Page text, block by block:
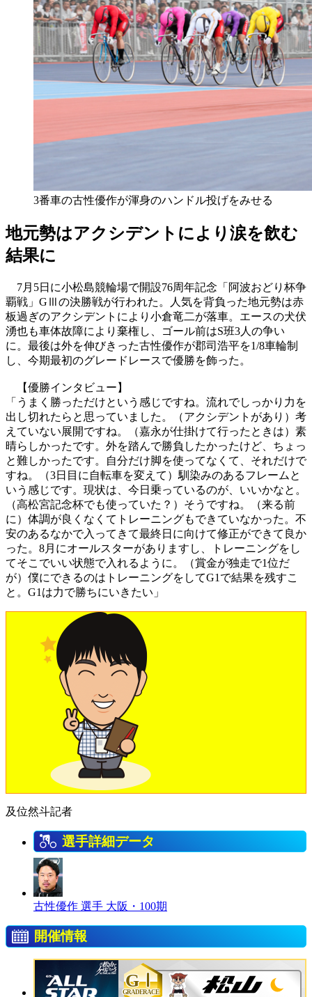
3番車の古性優作が渾身のハンドル投げをみせる
地元勢はアクシデントにより涙を飲む
結果に
7月5日に小松島競輪場で開設76周年記念「阿波おどり杯争
覇戦」GⅢの決勝戦が行われた。人気を背負った地元勢は赤
板過ぎのアクシデントにより小倉竜二が落車。エースの犬伏
湧也も車体故障により棄権し、ゴール前はS班3人の争い
に。最後は外を伸びきった古性優作が郡司浩平を1/8車輪制
し、今期最初のグレードレースで優勝を飾った。
【優勝インタビュー】
「うまく勝っただけという感じですね。流れでしっかり力を
出し切れたらと思っていました。（アクシデントがあり）考
えていない展開ですね。（嘉永が仕掛けて行ったときは）素
晴らしかったです。外を踏んで勝負したかったけど、ちょっ
と難しかったです。自分だけ脚を使ってなくて、それだけで
すね。（3日目に自転車を変えて）馴染みのあるフレームと
いう感じです。現状は、今日乗っているのが、いいかなと。
（高松宮記念杯でも使っていた？）そうですね。（来る前
に）体調が良くなくてトレーニングもできていなかった。不
安のあるなかで入ってきて最終日に向けて修正ができて良か
った。8月にオールスターがありますし、トレーニングをし
てそこでいい状態で入れるように。（賞金が独走で1位だ
が）僕にできるのはトレーニングをしてG1で結果を残すこ
と。G1は力で勝ちにいきたい」
及位然斗記者
選手詳細データ
古性優作 選手 大阪・100期
開催情報
GⅠ
GRADERACE